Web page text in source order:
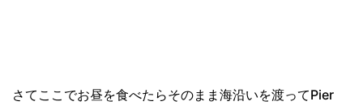
さてここでお昼を食べたらそのまま海沿いを渡ってPier